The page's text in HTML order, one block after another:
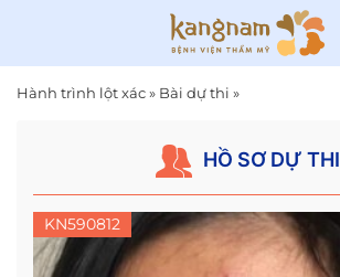
Hành trình lột xác» Bài dự thi »
HỒ SƠ DỰ THI
KN590812